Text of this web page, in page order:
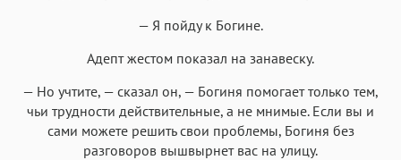
— Я пойду к Богине.
Адепт жестом показал на занавеску.
— Но учтите, — сказал он, — Богиня помогает только тем,
чьи трудности действительные, а не мнимые. Если вы и
сами можете решить свои проблемы, Богиня без
разговоров вышвырнет вас на улицу.